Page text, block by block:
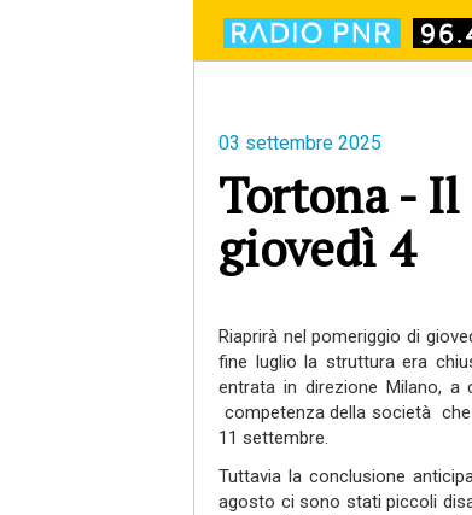
03 settembre 2025
Tortona -
giovedì 4
Riaprirà nel pomeriggio di
fine luglio la struttura era
entrata in direzione Milano, a
competenza della società
11 settembre.
Tuttavia la conclusione
agosto ci sono stati piccoli